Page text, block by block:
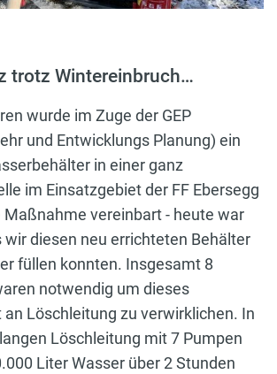
trotz Wintereinbruch…
wurde im Zuge der GEP
und Entwicklungs Planung) ein
in einer ganz
im Einsatzgebiet der FF Ebersegg
vereinbart - heute war
wir diesen neu errichteten Behälter
füllen konnten. Insgesamt 8
notwendig um dieses
Löschleitung zu verwirklichen. In
Löschleitung mit 7 Pumpen
Liter Wasser über 2 Stunden